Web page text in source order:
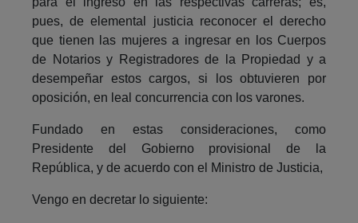
pues, de elemental justicia reconocer el derecho
que tienen las mujeres a ingresar en los Cuerpos
de Notarios y Registradores de la Propiedad y a
desempeñar estos cargos, si los obtuvieren por
oposición, en leal concurrencia con los varones.
Fundado en estas consideraciones, como
Presidente del Gobierno provisional de la
República, y de acuerdo con el Ministro de Justicia,
Vengo en decretar lo siguiente: